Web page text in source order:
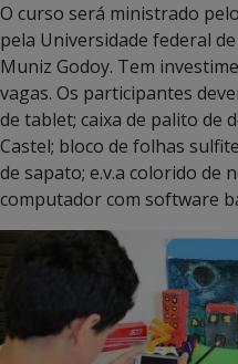
O curso será ministrado
pela Universidade federal
Muniz Godoy. Tem
vagas. Os participantes
de tablet; caixa de palito de
Castel; bloco de folhas
de sapato; e.v.a colorido de
computador com software